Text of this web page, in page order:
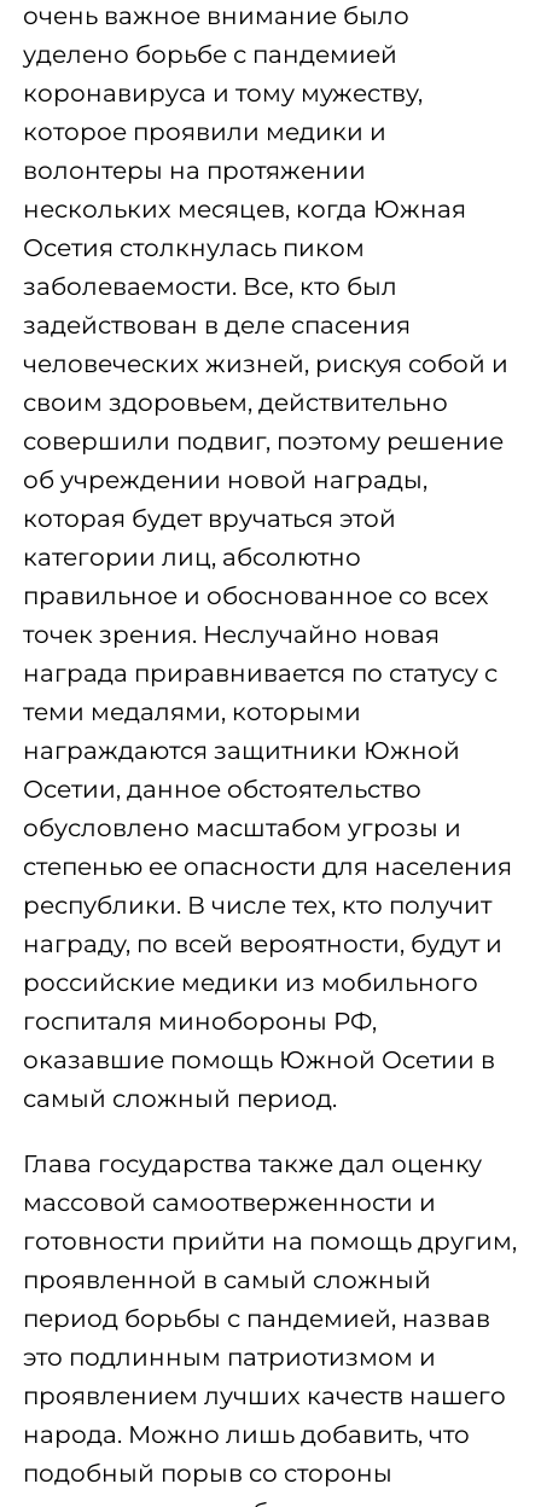
очень важное внимание было
уделено борьбе с пандемией
коронавируса и тому мужеству,
которое проявили медики и
волонтеры на протяжении
нескольких месяцев, когда Южная
Осетия столкнулась пиком
заболеваемости. Все, кто был
задействован в деле спасения
человеческих жизней, рискуя собой и
своим здоровьем, действительно
совершили подвиг, поэтому решение
об учреждении новой награды,
которая будет вручаться этой
категории лиц, абсолютно
правильное и обоснованное со всех
точек зрения. Неслучайно новая
награда приравнивается по статусу с
теми медалями, которыми
награждаются защитники Южной
Осетии, данное обстоятельство
обусловлено масштабом угрозы и
степенью ее опасности для населения
республики. В числе тех, кто получит
награду, по всей вероятности, будут и
российские медики из мобильного
госпиталя минобороны РФ,
оказавшие помощь Южной Осетии в
самый сложный период.
Глава государства также дал оценку
массовой самоотверженности и
готовности прийти на помощь другим,
проявленной в самый сложный
период борьбы с пандемией, назвав
это подлинным патриотизмом и
проявлением лучших качеств нашего
народа. Можно лишь добавить, что
подобный порыв со стороны